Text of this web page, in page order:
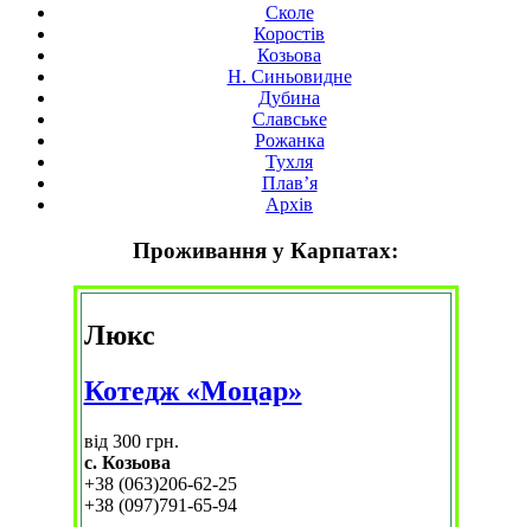
Сколе
Коростів
Козьова
Н. Синьовидне
Дубина
Славське
Рожанка
Тухля
Плав’я
Архів
Проживання у Карпатах:
Люкс
Котедж «Моцар»
від 300 грн.
с. Козьова
+38 (063)206-62-25
+38 (097)791-65-94